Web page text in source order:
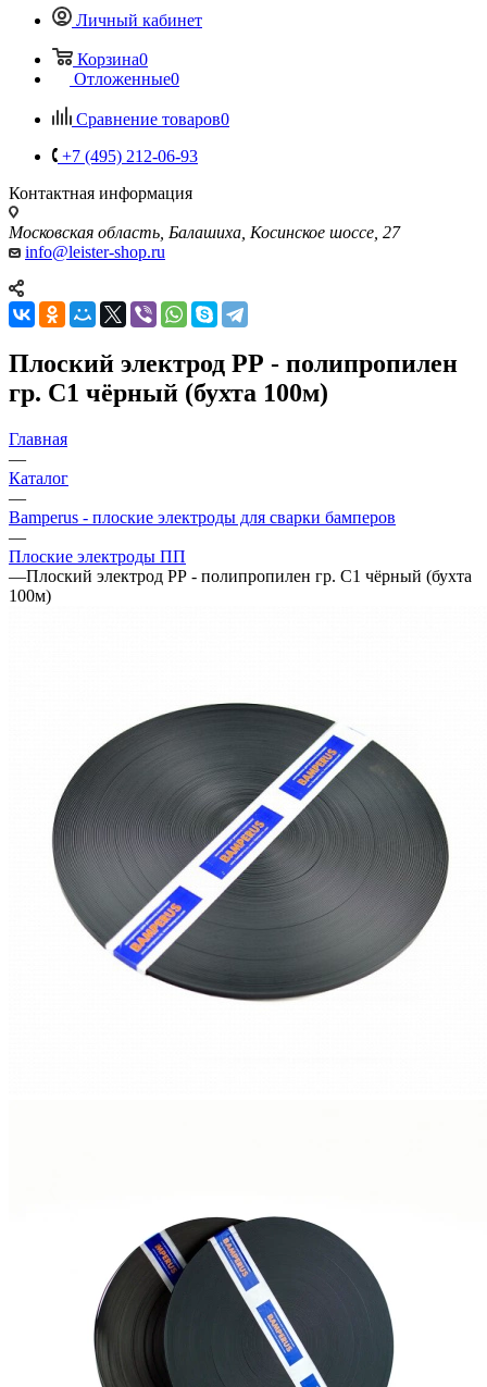
Личный кабинет
Корзина0
Отложенные0
Сравнение товаров0
+7 (495) 212-06-93
Контактная информация
Московская область, Балашиха, Косинское шоссе, 27
info@leister-shop.ru
Плоский электрод РР - полипропилен
гр. С1 чёрный (бухта 100м)
Главная
—
Каталог
—
Bamperus - плоские электроды для сварки бамперов
—
Плоские электроды ПП
—Плоский электрод РР - полипропилен гр. С1 чёрный (бухта
100м)